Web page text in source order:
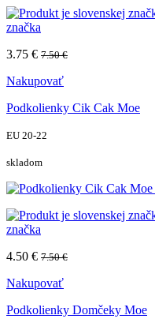
značka
3.75 € 7.50 €
Nakupovať
Podkolienky Cik Cak Moe
EU 20-22
skladom
značka
4.50 € 7.50 €
Nakupovať
Podkolienky Domčeky Moe